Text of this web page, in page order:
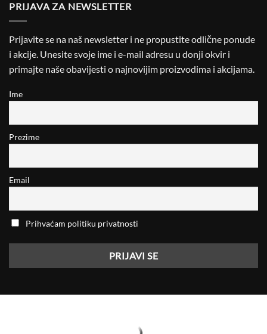
PRIJAVA ZA NEWSLETTER
Prijavite se na naš newsletter i ne propustite odlične ponude
i akcije. Unesite svoje ime i e-mail adresu u donji okvir i
primajte naše obavijesti o najnovijim proizvodima i akcijama.
Ime
Prezime
Email
Prihvaćam politiku privatnosti